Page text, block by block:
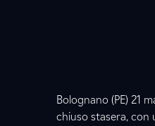
Bolognano (PE) 21
chiuso stasera, con